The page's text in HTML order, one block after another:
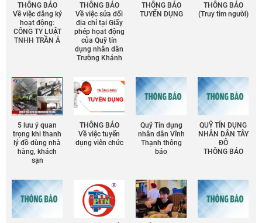
THÔNG BÁO
Về việc đăng ký
hoạt động:
CÔNG TY LUẬT
TNHH TRẦN Á
THÔNG BÁO
Về việc sửa đổi
địa chỉ tại Giấy
phép họat động
của Quỹ tín
dụng nhân dân
Trường Khánh
THÔNG BÁO
TUYỂN DỤNG
THÔNG BÁO
(Truy tìm người)
5 lưu ý quan
trọng khi thanh
lý đồ dùng nhà
hàng, khách
sạn
THÔNG BÁO
Về việc tuyển
dụng viên chức
Quỹ Tín dụng
nhân dân Vĩnh
Thạnh thông
báo
QUỸ TÍN DỤNG
NHÂN DÂN TÂY
ĐÔ
THÔNG BÁO